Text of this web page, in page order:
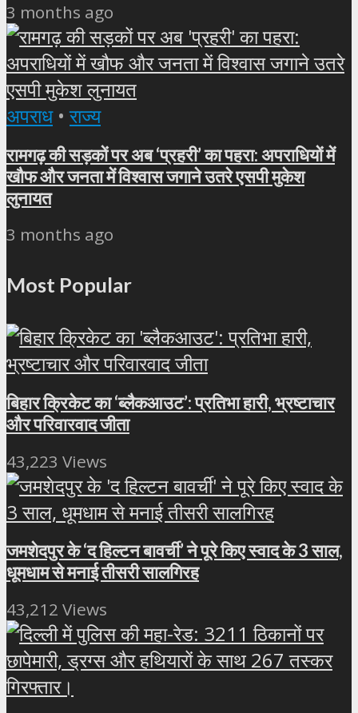
3 months ago
अपराध • राज्य
रामगढ़ की सड़कों पर अब ‘प्रहरी’ का पहरा: अपराधियों में
खौफ और जनता में विश्वास जगाने उतरे एसपी मुकेश
लुनायत
3 months ago
Most Popular
बिहार क्रिकेट का ‘ब्लैकआउट’: प्रतिभा हारी, भ्रष्टाचार
और परिवारवाद जीता
43,223 Views
जमशेदपुर के ‘द हिल्टन बावर्ची’ ने पूरे किए स्वाद के 3 साल,
धूमधाम से मनाई तीसरी सालगिरह
43,212 Views